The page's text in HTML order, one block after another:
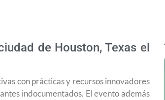
de Houston, Texas el
con prácticas y recursos innovadores
indocumentados. El evento además